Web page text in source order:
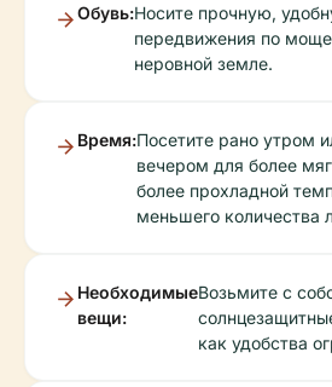
Обувь:Носите прочную,
передвижения по
неровной земле.
Время:Посетите рано утром
вечером для более
более прохладной
меньшего количества
Необходимые
вещи:
Возьмите с
как удобства